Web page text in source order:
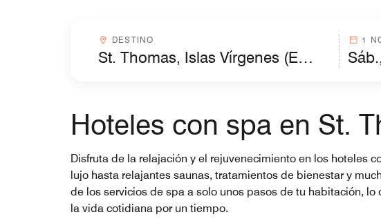
Destinocombobox
DESTINO 1
Hoteles con spa en St.
Disfruta de la relajación y el rejuvenecimiento en los hoteles
lujo hasta relajantes saunas, tratamientos de bienestar y
de los servicios de spa a solo unos pasos de tu habitación,
la vida cotidiana por un tiempo.